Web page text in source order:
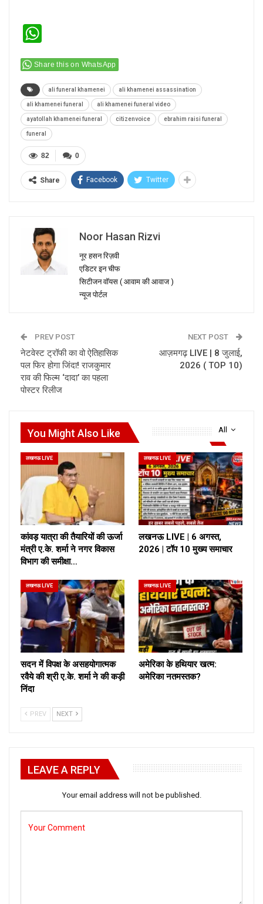
Share this on WhatsApp
ali funeral khamenei ali khamenei assassination
ali khamenei funeral ali khamenei funeral video
ayatollah khamenei funeral citizenvoice ebrahim raisi funeral
funeral
0
82
Share Facebook Twitter
Noor Hasan Rizvi
नूर हसन रिज़वी
एडिटर इन चीफ
सिटीजन वॉयस ( आवाम की आवाज )
न्यूज पोर्टल
PREV POST
नेटवेस्ट ट्रॉफी का वो ऐतिहासिक
पल फिर होगा जिंदा! राजकुमार
राव की फिल्म ‘दादा’ का पहला
पोस्टर रिलीज
NEXT POST
आज़मगढ़ LIVE | 8 जुलाई,
2026 ( TOP 10)
All
You Might Also Like
लखनऊ LIVE
कांवड़ यात्रा की तैयारियों की ऊर्जा
मंत्री ए.के. शर्मा ने नगर विकास
विभाग की समीक्षा…
लखनऊ LIVE
लखनऊ LIVE | 6 अगस्त,
2026 | टॉप 10 मुख्य समाचार
लखनऊ LIVE
सदन में विपक्ष के असहयोगात्मक
रवैये की श्री ए.के. शर्मा ने की कड़ी
निंदा
लखनऊ LIVE
अमेरिका के हथियार खत्म:
अमेरिका नतमस्तक?
PREV NEXT
LEAVE A REPLY
Your email address will not be published.